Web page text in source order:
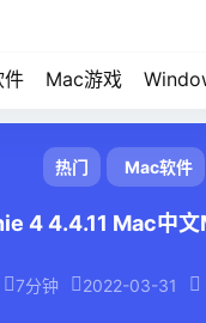
件 Mac游戏
热门 Mac软件
4 4.4.11 Mac中文
7分钟 2022-03-31